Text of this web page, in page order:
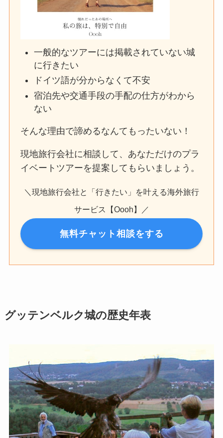
一般的なツアーには掲載されていない城
に行きたい
ドイツ語が分からなくて不安
宿泊先や交通手段の手配の仕方がわから
ない
そんな理由で諦めるなんてもったいない！
現地旅行会社に相談して、あなただけのプラ
イベートツアーを提案してもらいましょう。
＼現地旅行会社と「行きたい」を叶える海外旅行
サービス【Oooh】／
無料チャット相談をする
グッテンベルク城の歴史年表